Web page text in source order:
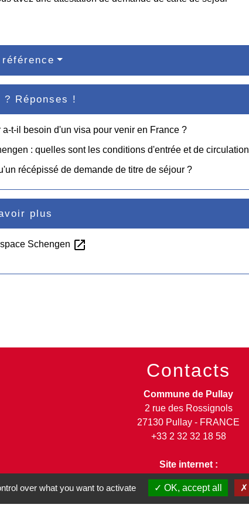
? Réponses !
a-t-il besoin d'un visa pour venir en France ?
: quelles sont les conditions d'entrée et de
récépissé de demande de titre de séjour ?
plus
Schengen open_in_new
Contacts
Commune de Pullay
2 rue des Rossignols
27130 Pullay - FRANCE
+33 2 32 32 18 58
Site internet :
www.pullay.fr
over what you want to activate
OK, accept all